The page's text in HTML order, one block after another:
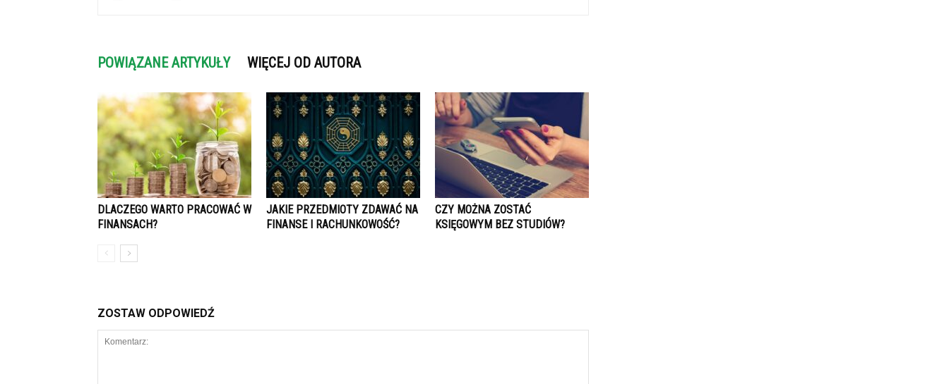
POWIĄZANE ARTYKUŁY WIĘCEJ OD AUTORA
DLACZEGO WARTO PRACOWAĆ W
FINANSACH?
JAKIE PRZEDMIOTY ZDAWAĆ NA
FINANSE I RACHUNKOWOŚĆ?
CZY MOŻNA ZOSTAĆ
KSIĘGOWYM BEZ STUDIÓW?
ZOSTAW ODPOWIEDŹ